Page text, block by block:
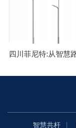
智慧共杆